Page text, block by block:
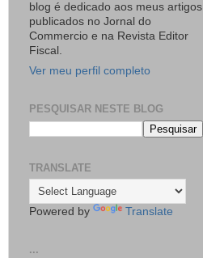
blog é dedicado aos meus artigos
publicados no Jornal do
Commercio e na Revista Editor
Fiscal.
Ver meu perfil completo
PESQUISAR NESTE BLOG
TRANSLATE
Powered by Translate
...